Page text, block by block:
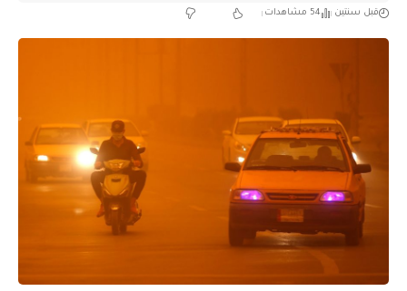
قبل سنتين 54 مشاهدات